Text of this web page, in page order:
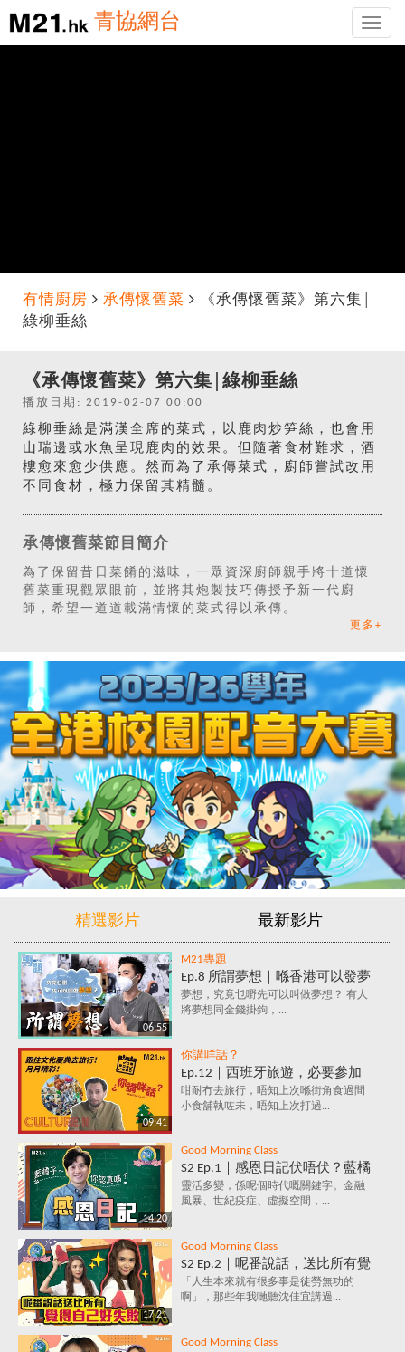
Toggle
青協網台
有情廚房 承傳懷舊菜
《承傳懷舊菜》第六集│
綠柳垂絲
《承傳懷舊菜》第六集│綠柳垂絲
播放日期: 2019-02-07 00:00
綠柳垂絲是滿漢全席的菜式，以鹿肉炒笋絲，也會用
山瑞邊或水魚呈現鹿肉的效果。但隨著食材難求，酒
樓愈來愈少供應。然而為了承傳菜式，廚師嘗試改用
不同食材，極力保留其精髓。
承傳懷舊菜節目簡介
為了保留昔日菜餚的滋味，一眾資深廚師親手將十道懷
舊菜重現觀眾眼前，並將其炮製技巧傳授予新一代廚
師，希望一道道載滿情懷的菜式得以承傳。
更多+
精選影片 最新影片
06:55
M21專題
Ep.8 所謂夢想｜喺香港可以發夢
嗎？夢想究竟係咩？追夢=金錢
+金錢+金錢？
夢想，究竟乜嘢先可以叫做夢想？ 有人
將夢想同金錢掛鉤，...
09:41
你講咩話？
Ep.12｜西班牙旅遊，必要參加
的文化慶典活動✈️ 跟住節日去旅
行～月月精彩！
咁耐冇去旅行，唔知上次喺街角食過間
小食舖執咗未，唔知上次打過...
14:20
Good Morning Class
S2 Ep.1｜感恩日記伏唔伏？藍橘
子為你解構，究竟係乜嘢原理，
每天寫低3件感恩事件，就會影
靈活多變，係呢個時代嘅關鍵字。金融
風暴、世紀疫症、虛擬空間，...
17:21
Good Morning Class
S2 Ep.2｜呢番說話，送比所有覺
得自己好失敗嘅人｜放棄好唔
好？堅持值唔值？人生到底有咩
「人生本來就有很多事是徒勞無功的
啊」，那些年我哋聽沈佳宜講過...
Good Morning Class